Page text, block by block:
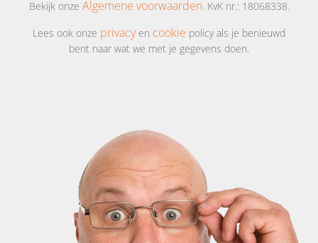
Bekijk onze Algemene voorwaarden. KvK nr.: 18068338.
Lees ook onze privacyen cookie policy als je benieuwd
bent naar wat we met je gegevens doen.